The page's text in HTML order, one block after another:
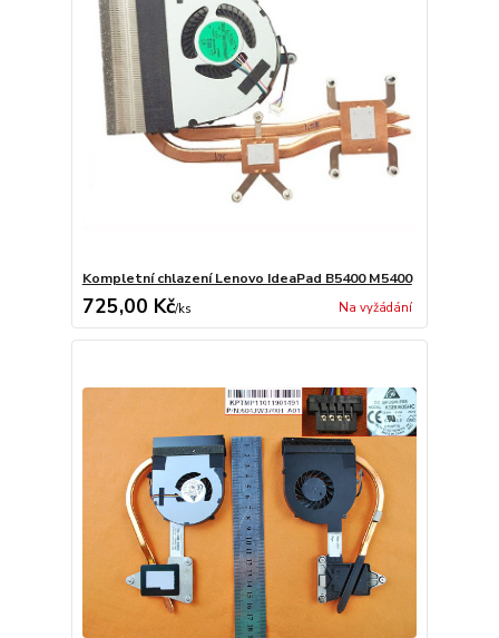
Kompletní chlazení Lenovo IdeaPad B5400 M5400
725,00 Kč/ks Na vyžádání